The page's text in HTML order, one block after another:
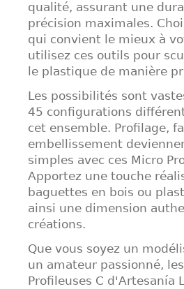
qualité, assurant une
précision maximales.
qui convient le mieux à
utilisez ces outils pour
le plastique de manière
Les possibilités sont
45 configurations
cet ensemble. Profilage,
embellissement
simples avec ces Micro
Apportez une touche
baguettes en bois ou
ainsi une dimension
créations.
Que vous soyez un
un amateur passionné,
Profileuses C d'Artesanía